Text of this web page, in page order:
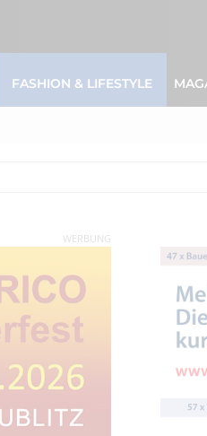
FASHION & LIFESTYLE
WERBUNG